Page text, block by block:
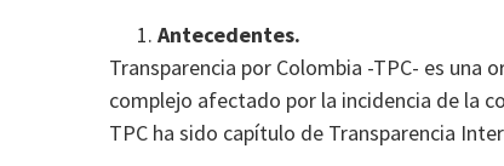
Antecedentes.
Transparencia por Colombia -TPC- es una
complejo afectado por la incidencia de la
TPC ha sido capítulo de Transparencia